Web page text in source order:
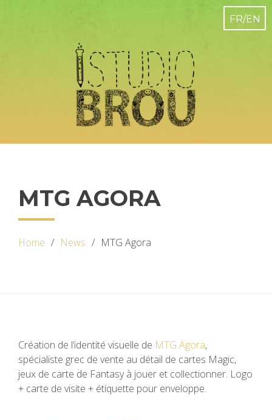
MTG AGORA
Home News MTG Agora
Création de l’identité visuelle de MTG Agora,
spécialiste grec de vente au détail de cartes Magic,
jeux de carte de Fantasy à jouer et collectionner. Logo
+ carte de visite + étiquette pour enveloppe.